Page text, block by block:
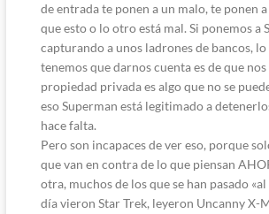
de entrada te ponen a un malo, te ponen
que esto o lo otro está mal. Si ponemos a
capturando a unos ladrones de bancos,
tenemos que darnos cuenta es de que
propiedad privada es algo que no se
eso Superman está legitimado a
hace falta.
Pero son incapaces de ver eso, porque
que van en contra de lo que piensan
otra, muchos de los que se han pasado
día vieron Star Trek, leyeron Uncanny X-